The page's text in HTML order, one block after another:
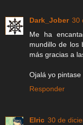
Dark_Jober 30
Me ha
mundillo de los
más gracias a
Ojalá yo pintase
Responder
Elric 30 de